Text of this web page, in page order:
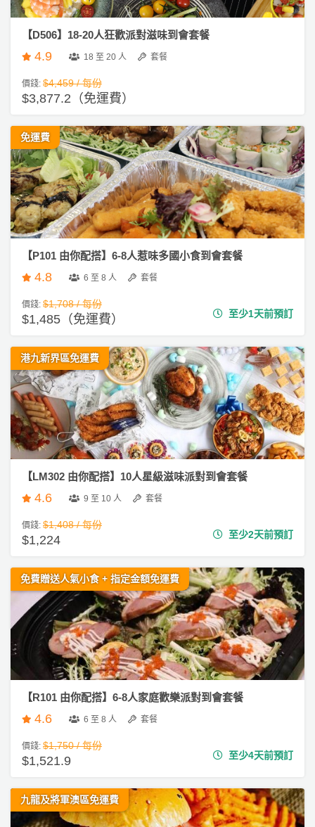
【D506】18-20人狂歡派對滋味到會套餐
4.9 18 至 20 人 套餐
價錢: $4,459 / 每份
$3,877.2（免運費）
免運費
【P101 由你配搭】6-8人惹味多國小食到會套餐
4.8 6 至 8 人 套餐
價錢: $1,708 / 每份
$1,485（免運費） 至少1天前預訂
港九新界區免運費
【LM302 由你配搭】10人星級滋味派對到會套餐
4.6 9 至 10 人 套餐
價錢: $1,408 / 每份
$1,224 至少2天前預訂
免費贈送人氣小食 + 指定金額免運費
【R101 由你配搭】6-8人家庭歡樂派對到會套餐
4.6 6 至 8 人 套餐
價錢: $1,750 / 每份
$1,521.9 至少4天前預訂
九龍及將軍澳區免運費